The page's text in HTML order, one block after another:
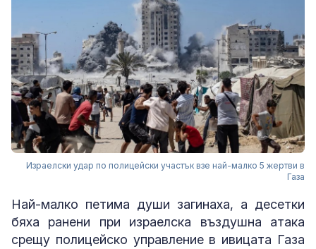
Израелски удар по полицейски участък взе най-малко 5 жертви в
Газа
Най-малко петима души загинаха, а десетки
бяха ранени при израелска въздушна атака
срещу полицейско управление в ивицата Газа